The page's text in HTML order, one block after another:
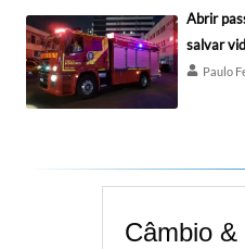
Abrir
salvar
Paulo
Câmbio &